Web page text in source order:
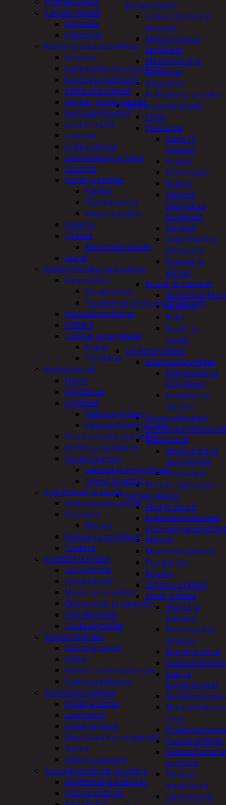
kompressorit
Letkut, liittimet ja
pistoolit
Letkut ja muut
tarvikkeet
Maaliruiskut ja
tarvikkeet
Naulaimet
Pulttipyssyt ja räikät
Rakennusmateriaalit
Listat
Pienrauta
Lukot ja
hakaset
Koukut
Kalustejalat
Kulmat
Sakkelit,
pylpyrät ja
tarvikkeet
Saranat
Vaijerilukot ja
klemmarit
Vetimet ja
kahvat
Ruuvit ja mutterit
Mutterit
Pultit
Ruuvit ja
naulat
Sähkötarvikkeet
Asennustarvikkeet
Nippusiteet ja
kiinnikkeet
Sulakkeet ja
liittimet
Asennuskaapelit
Jatkojohdot
Jatkojohdot ja
ajastinkellot
Pistotulpat
Pisto ja -jakorasiat
Sähkötyökalut
Akut ja laturit
Kulmahiomakoneet
Mittarit
Mutterinvääntimet
Porakoneet
Ruiskut
Sahat ja sirkkelit
Terät ja laikat
Hionta ja
katkaisu
Kierretapit ja
työkalut
Kiviporanterät
Kuviosahanterä
Lasi- ja
tiiliporanterät
terät
Puuporanterät
ja istukat
Teräs ja
kuppiharjat
Upotusterät
Juhlatarvikkeet
Koristelu
Paketointi
Keittiö ja taloustarvikkeet
Aterimet
Juomapullot ja termokset
Kannut ja kanisterit
Kattaustarvikkeet
Kauhat, lastat ja sudit
Kertakäyttöastiat
Lasit ja mukit
Lautaset
Leikkuulaudat
Leivinpaperit ja foliot
Leivonta
Padat ja kattilat
Kattilat
Paistinpannut
Vuoat ja padat
Säilöntä
Tiskaus
Astianpesuaineet
vaa'at
Kodin lämmitys ja tuuletus
Ilmanvaihto
Suodattimet
Tuulettimet ja Ilmastointilaitteet
Kaasulämmittimet
Patterit
Tulisijat ja tarvikkeet
Arinat
Tarvikkeet
Kodintekstiilit
Matot
Pöytäliinat
Pyyhkeet
Keittiöpyyhkeet
Kylpypyyhkeet ja takit
Sisustustyynyt ja päälliset
Verhot ja tarvikkeet
Vuodevaatteet
Lakanat ja tyynynlinat
Tyynyt ja peitot
Kylpyhuone ja sauna
Harjat ja pesuaineet
Kalusteet
Mittarit
Kiukaat ja tarvikkeet
Tuoksut
Kynttilät ja lyhdyt
Led-kynttilät
Lyhtytelineet
Muotit ja tarvikkeet
Öljykynttilät ja ulkotulet
Pöytäkynttilät
Tuoksukynttilät
Sisustusesineet
Kalvot ja tarrat
Kellot
Koriste-esineet ja kasvit
Taulut ja kehykset
Toimistotarvikkeet
Kynät ja kumit
Laminointi
Liimat ja teipit
Muistitaulut ja magneetit
Sakset
Vihkot ja paperit
Turvajärjestelmät ja lukitus
Hälyttimet ja kamerat
Palovaroittimet